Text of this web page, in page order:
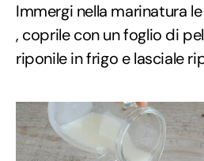
Immergi nella marinatura
, coprile con un foglio di
riponile in frigo e lasciale